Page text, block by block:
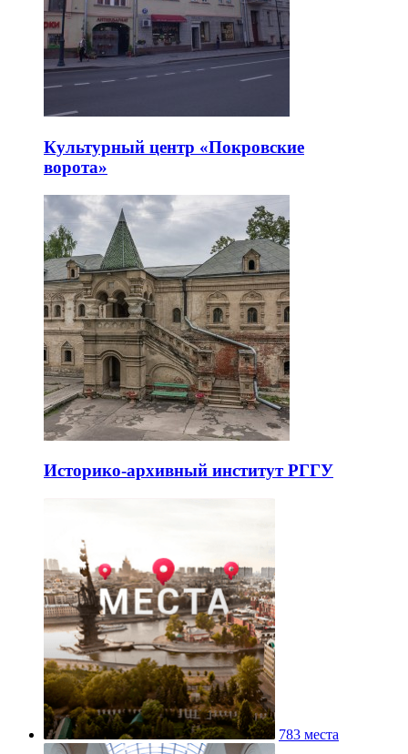
Культурный центр «Покровские
ворота»
Историко-архивный институт РГГУ
783 места